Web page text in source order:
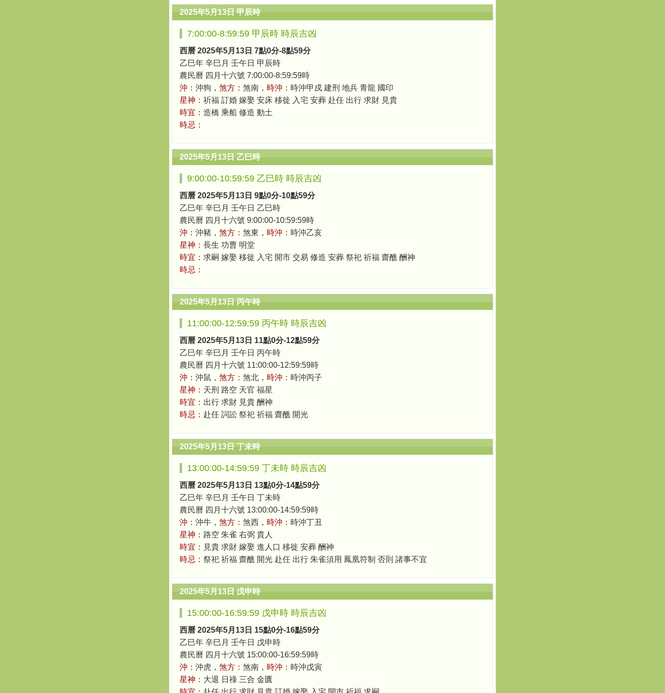
2025年5月13日 甲辰時
7:00:00-8:59:59 甲辰時 時辰吉凶
西曆 2025年5月13日 7點0分-8點59分
乙巳年 辛巳月 壬午日 甲辰時
農民曆 四月十六號 7:00:00-8:59:59時
沖： 沖狗， 煞方： 煞南， 時沖： 時沖甲戍 建刑 地兵 青龍 國印
星神： 祈福 訂婚 嫁娶 安床 移徙 入宅 安葬 赴任 出行 求財 見貴
時宜： 造橋 乘船 修造 動土
時忌：
2025年5月13日 乙巳時
9:00:00-10:59:59 乙巳時 時辰吉凶
西曆 2025年5月13日 9點0分-10點59分
乙巳年 辛巳月 壬午日 乙巳時
農民曆 四月十六號 9:00:00-10:59:59時
沖： 沖豬， 煞方： 煞東， 時沖： 時沖乙亥
星神： 長生 功曹 明堂
時宜： 求嗣 嫁娶 移徙 入宅 開市 交易 修造 安葬 祭祀 祈福 齋醮 酬神
時忌：
2025年5月13日 丙午時
11:00:00-12:59:59 丙午時 時辰吉凶
西曆 2025年5月13日 11點0分-12點59分
乙巳年 辛巳月 壬午日 丙午時
農民曆 四月十六號 11:00:00-12:59:59時
沖： 沖鼠， 煞方： 煞北， 時沖： 時沖丙子
星神： 天刑 路空 天官 福星
時宜： 出行 求財 見貴 酬神
時忌： 赴任 詞訟 祭祀 祈福 齋醮 開光
2025年5月13日 丁未時
13:00:00-14:59:59 丁未時 時辰吉凶
西曆 2025年5月13日 13點0分-14點59分
乙巳年 辛巳月 壬午日 丁未時
農民曆 四月十六號 13:00:00-14:59:59時
沖： 沖牛， 煞方： 煞西， 時沖： 時沖丁丑
星神： 路空 朱雀 右弼 貴人
時宜： 見貴 求財 嫁娶 進人口 移徙 安葬 酬神
時忌： 祭祀 祈福 齋醮 開光 赴任 出行 朱雀須用 鳳凰符制 否則 諸事不宜
2025年5月13日 戊申時
15:00:00-16:59:59 戊申時 時辰吉凶
西曆 2025年5月13日 15點0分-16點59分
乙巳年 辛巳月 壬午日 戊申時
農民曆 四月十六號 15:00:00-16:59:59時
沖： 沖虎， 煞方： 煞南， 時沖： 時沖戊寅
星神： 大退 日祿 三合 金匱